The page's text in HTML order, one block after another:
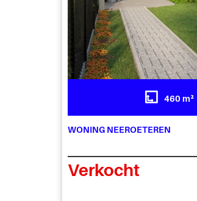
460 m²
WONING NEEROETEREN
Verkocht